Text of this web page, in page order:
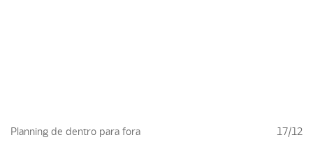
Planning de dentro para fora 17/12